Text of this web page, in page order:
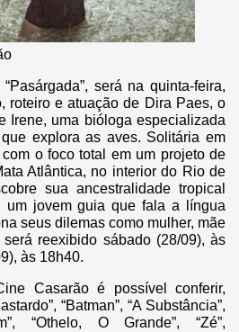
será na quinta-feira,
roteiro e atuação de Dira Paes, o
Irene, uma bióloga especializada
explora as aves. Solitária em
o foco total em um projeto de
Atlântica, no interior do Rio de
sua ancestralidade tropical
um jovem guia que fala a língua
seus dilemas como mulher, mãe
reexibido sábado (28/09), às
às 18h40.
Casarão é possível conferir,
“Batman”, “A Substância”,
“Othelo, O Grande”, “Zé”,